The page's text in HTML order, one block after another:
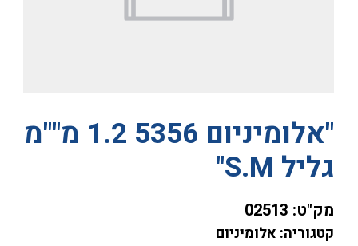
"אלומיניום 5356 1.2 מ""מ
גליל S.M"
מק"ט: 02513
קטגוריה: אלומיניום